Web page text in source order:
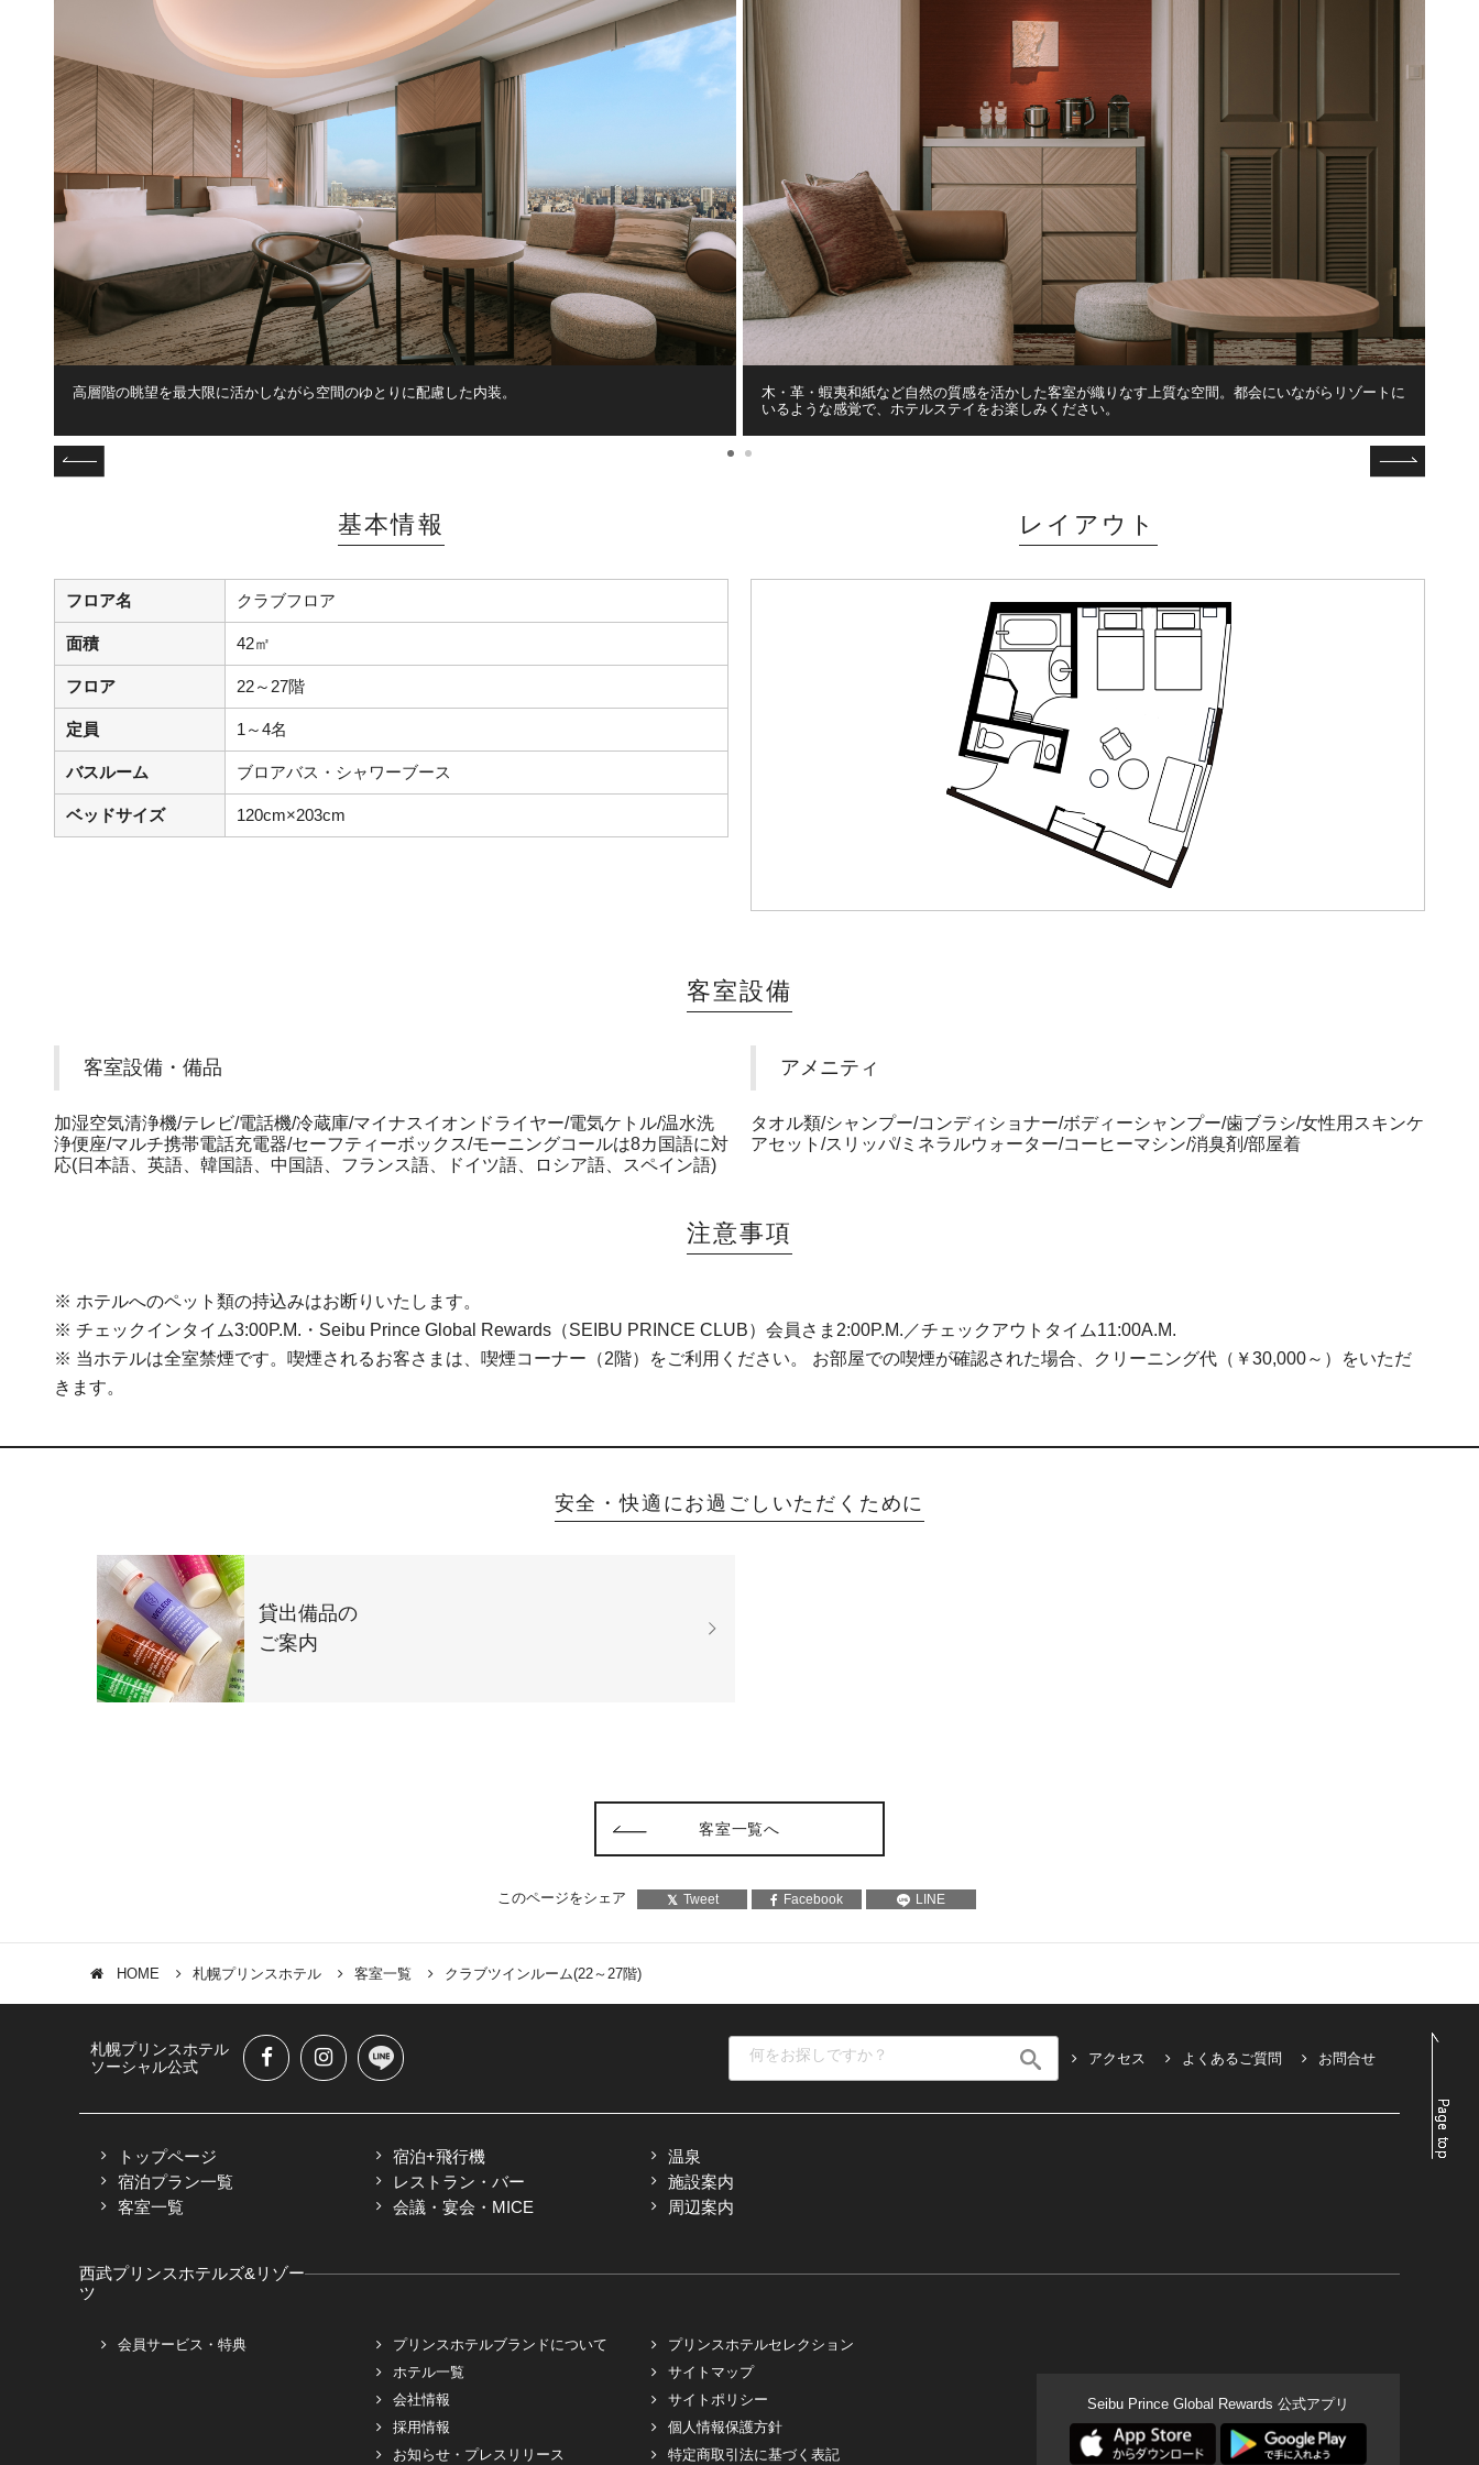
高層階の眺望を最大限に活かしながら空間のゆとりに配慮した内装。
木・革・蝦夷和紙など自然の質感を活かした客室が織りなす上質な空間。都会にいながらリゾートに
いるような感覚で、ホテルステイをお楽しみください。
基本情報
フロア名 クラブフロア
面積 42㎡
フロア 22～27階
定員 1～4名
バスルーム ブロアバス・シャワーブース
ベッドサイズ 120cm×203cm
レイアウト
客室設備
客室設備・備品
加湿空気清浄機/テレビ/電話機/冷蔵庫/マイナスイオンドライヤー/電気ケトル/温水洗
浄便座/マルチ携帯電話充電器/セーフティーボックス/モーニングコールは8カ国語に対
応(日本語、英語、韓国語、中国語、フランス語、ドイツ語、ロシア語、スペイン語)
アメニティ
タオル類/シャンプー/コンディショナー/ボディーシャンプー/歯ブラシ/女性用スキンケ
アセット/スリッパ/ミネラルウォーター/コーヒーマシン/消臭剤/部屋着
注意事項
※ ホテルへのペット類の持込みはお断りいたします。
※ チェックインタイム3:00P.M.・Seibu Prince Global Rewards（SEIBU PRINCE CLUB）会員さま2:00P.M.／チェックアウトタイム11:00A.M.
※ 当ホテルは全室禁煙です。喫煙されるお客さまは、喫煙コーナー（2階）をご利用ください。 お部屋での喫煙が確認された場合、クリーニング代（￥30,000～）をいただ
きます。
安全・快適にお過ごしいただくために
貸出備品の
ご案内
客室一覧へ
このページをシェア Tweet Facebook LINE
HOME 札幌プリンスホテル 客室一覧 クラブツインルーム(22～27階)
札幌プリンスホテル
ソーシャル公式
アクセス よくあるご質問 お問合せ
トップページ
宿泊プラン一覧
客室一覧
宿泊+飛行機
レストラン・バー
会議・宴会・MICE
温泉
施設案内
周辺案内
西武プリンスホテルズ&リゾー
ツ
会員サービス・特典
プリンスホテルブランドについて
ホテル一覧
会社情報
採用情報
お知らせ・プレスリリース
プリンスホテルセレクション
サイトマップ
サイトポリシー
個人情報保護方針
特定商取引法に基づく表記
Seibu Prince Global Rewards 公式アプリ